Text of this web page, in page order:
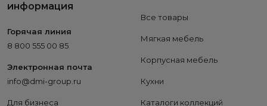
информация
Горячая линия
8 800 555 00 85
Электронная почта
info@dmi-group.ru
Для бизнеса
Все товары
Мягкая мебель
Корпусная мебель
Кухни
Каталоги коллекций